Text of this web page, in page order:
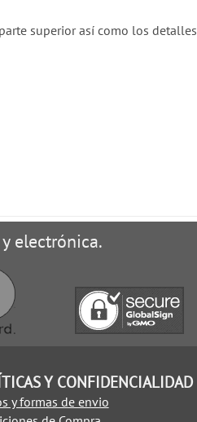
superior así como los detalles
electrónica.
Y CONFIDENCIALIDAD
y formas de envio